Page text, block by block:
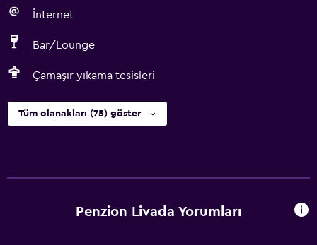
İnternet
Bar/Lounge
Çamaşır yıkama tesisleri
Tüm olanakları (75) göster
Penzion Livada Yorumları